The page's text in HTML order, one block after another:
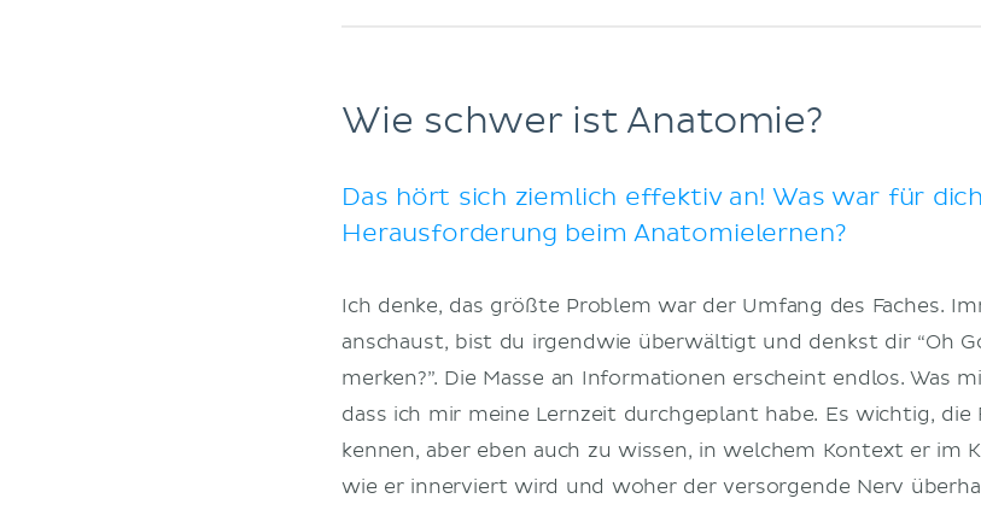
Wie schwer ist Anatomie?
Das hört sich ziemlich effektiv an! Was war für
Herausforderung beim Anatomielernen?
Ich denke, das größte Problem war der Umfang des Faches.
anschaust, bist du irgendwie überwältigt und denkst dir “Oh
merken?”. Die Masse an Informationen erscheint endlos. Was
dass ich mir meine Lernzeit durchgeplant habe. Es wichtig, die
kennen, aber eben auch zu wissen, in welchem Kontext er im
wie er innerviert wird und woher der versorgende Nerv